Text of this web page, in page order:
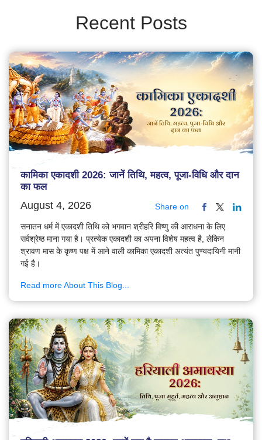
Recent Posts
कामिका एकादशी 2026: जानें तिथि, महत्व, पूजा-विधि और दान
का फल
August 4, 2026 Share on
सनातन धर्म में एकादशी तिथि को भगवान श्रीहरि विष्णु की आराधना के लिए
सर्वश्रेष्ठ माना गया है। प्रत्येक एकादशी का अपना विशेष महत्व है, लेकिन
श्रावण मास के कृष्ण पक्ष में आने वाली कामिका एकादशी अत्यंत पुण्यदायिनी मानी
गई है।
Read more About This Blog...